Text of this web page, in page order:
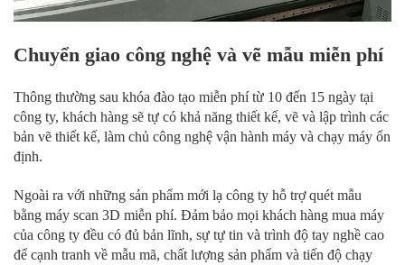
Chuyển giao công nghệ và vẽ mẫu miễn phí
Thông thường sau khóa đào tạo miễn phí từ 10 đến 15 ngày tại
công ty, khách hàng sẽ tự có khả năng thiết kế, vẽ và lập trình các
bản vẽ thiết kế, làm chủ công nghệ vận hành máy và chạy máy ổn
định.
Ngoài ra với những sản phẩm mới lạ công ty hỗ trợ quét mẫu
bằng máy scan 3D miễn phí. Đảm bảo mọi khách hàng mua máy
của công ty đều có đủ bản lĩnh, sự tự tin và trình độ tay nghề cao
để cạnh tranh về mẫu mã, chất lượng sản phẩm và tiến độ chạy